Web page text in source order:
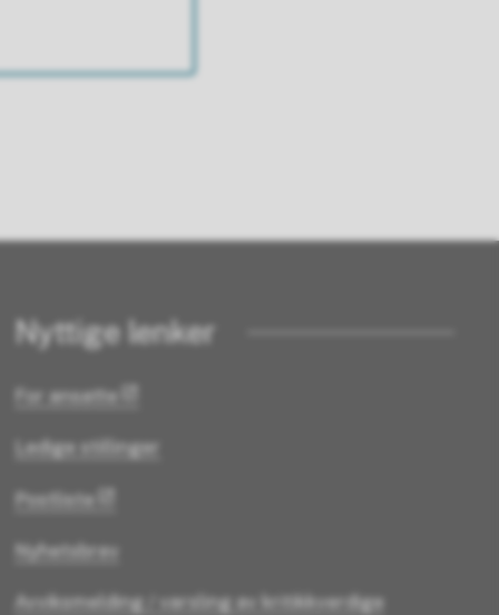
Nyttige lenker
For ansatte
Ledige stillinger
Postliste
Nyhetsbrev
Avviksmelding / varsling av kritikkverdige